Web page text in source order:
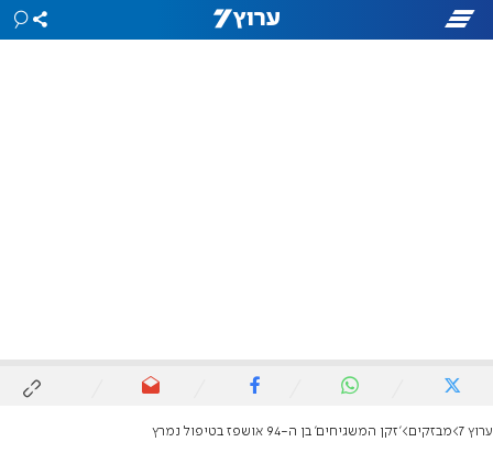
ערוץ 7 מבזקים 'זקן המשגיחים' בן ה-94 אושפז בטיפול נמרץ